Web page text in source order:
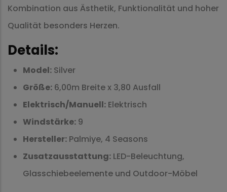
Kombination aus Ästhetik, Funktionalität und hoher
Qualität besonders Herzen.
Details:
Model: Silver
Größe: 6,00m Breite x 3,80 Ausfall
Elektrisch/Manuell: Elektrisch
Windstärke: 9
Hersteller: Palmiye, 4 Seasons
Zusatzausstattung: LED-Beleuchtung,
Glasschiebeelemente und Outdoor-Möbel